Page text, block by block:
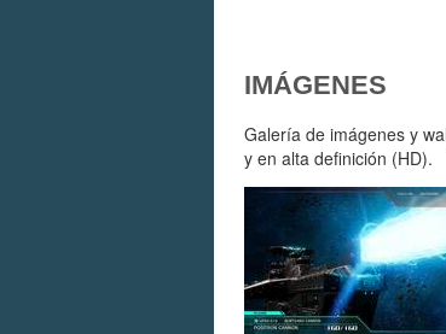
IMÁGENES
Galería de imágenes y
y en alta definición (HD).